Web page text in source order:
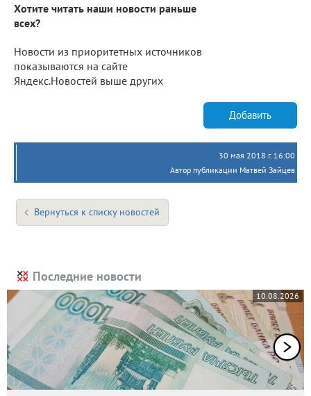
Хотите читать наши новости раньше
всех?
Новости из приоритетных источников
показываются на сайте
Яндекс.Новостей выше других
Добавить
30 мая 2018 г. 16:00
Автор публикации Матвей Зайцев
Вернуться к списку новостей
Последние новости
10.08.2026